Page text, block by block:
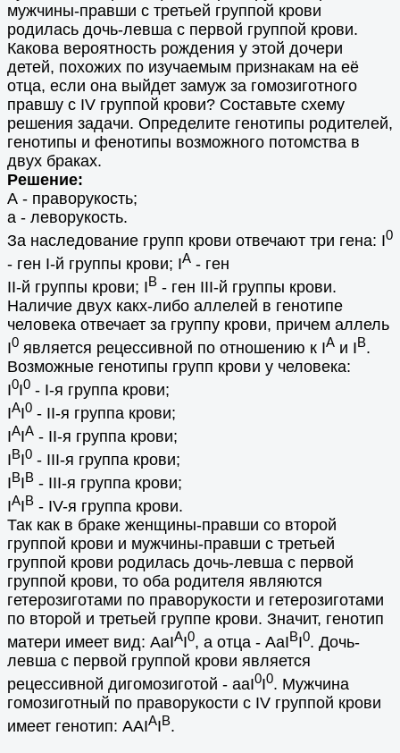
мужчины-правши с третьей группой крови
родилась дочь-левша с первой группой крови.
Какова вероятность рождения у этой дочери
детей, похожих по изучаемым признакам на её
отца, если она выйдет замуж за гомозиготного
правшу с IV группой крови? Составьте схему
решения задачи. Определите генотипы родителей,
генотипы и фенотипы возможного потомства в
двух браках.
Решение:
А - праворукость;
а - леворукость.
За наследование групп крови отвечают три гена: I0
- ген I-й группы крови; IA - ген
II-й группы крови; IB - ген III-й группы крови.
Наличие двух какх-либо аллелей в генотипе
человека отвечает за группу крови, причем аллель
I0 является рецессивной по отношению к IA и IB.
Возможные генотипы групп крови у человека:
I0I0 - I-я группа крови;
IAI0 - II-я группа крови;
IAIA - II-я группа крови;
IBI0 - III-я группа крови;
IBIB - III-я группа крови;
IАIB - IV-я группа крови.
Так как в браке женщины-правши со второй
группой крови и мужчины-правши с третьей
группой крови родилась дочь-левша с первой
группой крови, то оба родителя являются
гетерозиготами по праворукости и гетерозиготами
по второй и третьей группе крови. Значит, генотип
матери имеет вид: AaIAI0, а отца - AaIBI0. Дочь-
левша с первой группой крови является
рецессивной дигомозиготой - aaI0I0. Мужчина
гомозиготный по праворукости с IV группой крови
имеет генотип: AAIAIB.